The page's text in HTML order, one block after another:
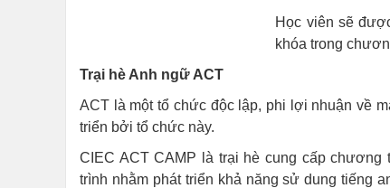
Học viên sẽ
khóa trong
Trại hè Anh ngữ ACT
ACT là một tổ chức độc lập, phi lợi nhuận về
triển bởi tổ chức này.
CIEC ACT CAMP là trại hè cung cấp
trình nhằm phát triển khả năng sử dung tiếng